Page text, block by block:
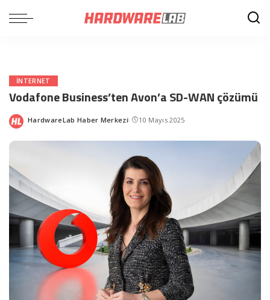
INTERNET
Vodafone Business’ten Avon’a SD-WAN çözümü
Posted
HardwareLab Haber Merkezi 10 Mayıs 2025